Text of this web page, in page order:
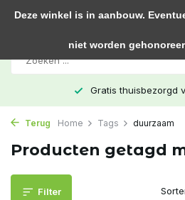
Gratis thuisbezorgd
Terug Home Tags duurzaam
Producten getagd
Filter
Deze winkel is in aanbouw.
niet worden